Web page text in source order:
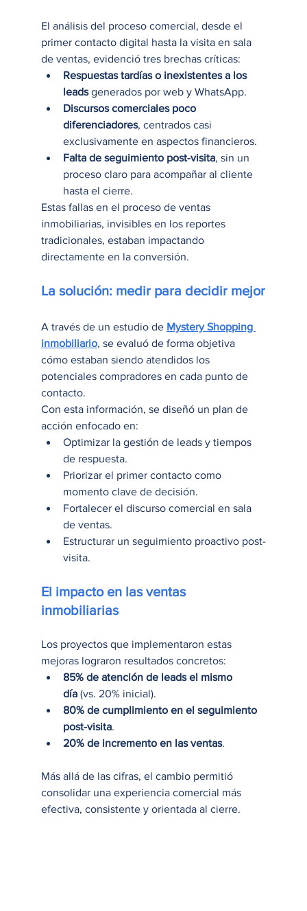
El análisis del proceso comercial, desde el
primer contacto digital hasta la visita en sala
de ventas, evidenció tres brechas críticas:
Respuestas tardías o inexistentes a los
leads generados por web y WhatsApp.
Discursos comerciales poco
diferenciadores, centrados casi
exclusivamente en aspectos financieros.
Falta de seguimiento post-visita, sin un
proceso claro para acompañar al cliente
hasta el cierre.
Estas fallas en el proceso de ventas
inmobiliarias, invisibles en los reportes
tradicionales, estaban impactando
directamente en la conversión.
La solución: medir para decidir mejor
A través de un estudio de Mystery Shopping
inmobiliario, se evaluó de forma objetiva
cómo estaban siendo atendidos los
potenciales compradores en cada punto de
contacto.
Con esta información, se diseñó un plan de
acción enfocado en:
Optimizar la gestión de leads y tiempos
de respuesta.
Priorizar el primer contacto como
momento clave de decisión.
Fortalecer el discurso comercial en sala
de ventas.
Estructurar un seguimiento proactivo post-
visita.
El impacto en las ventas
inmobiliarias
Los proyectos que implementaron estas
mejoras lograron resultados concretos:
85% de atención de leads el mismo
día (vs. 20% inicial).
80% de cumplimiento en el seguimiento
post-visita.
20% de incremento en las ventas.
Más allá de las cifras, el cambio permitió
consolidar una experiencia comercial más
efectiva, consistente y orientada al cierre.